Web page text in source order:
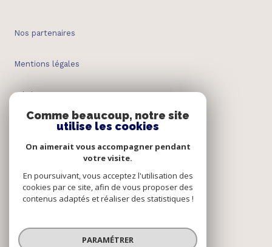
Nos partenaires
Mentions légales
Admin
Nos honoraires
Cookies
© 2026 | Tous droits réservés
Comme beaucoup, notre site
utilise les cookies
On aimerait vous accompagner pendant
votre visite.
En poursuivant, vous acceptez l'utilisation des
cookies par ce site, afin de vous proposer des
contenus adaptés et réaliser des statistiques !
PARAMÉTRER